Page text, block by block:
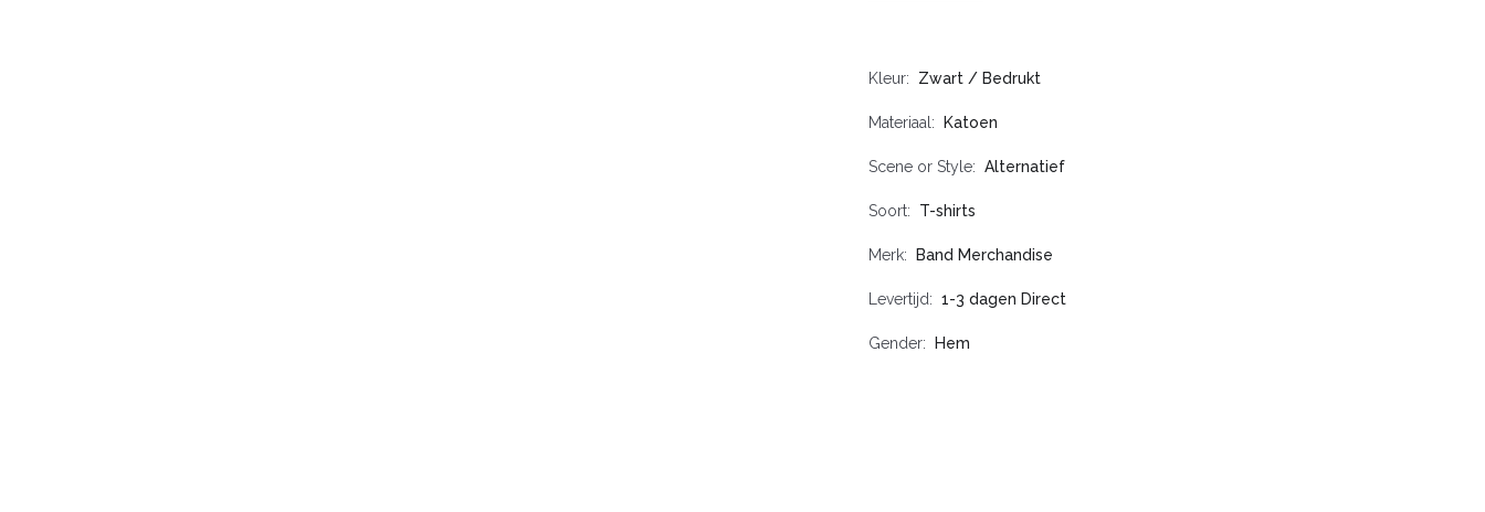
Kleur Zwart / Bedrukt
Materiaal Katoen
Scene or Style Alternatief
Soort T-shirts
Merk Band Merchandise
Levertijd 1-3 dagen Direct
Gender Hem